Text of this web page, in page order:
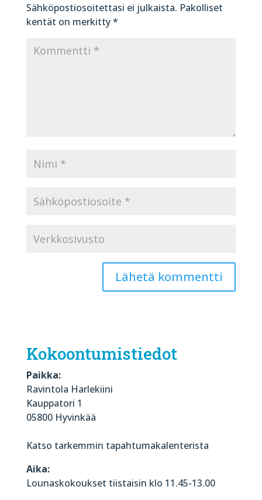
Sähköpostiosoitettasi ei julkaista. Pakolliset
kentät on merkitty*
Kokoontumistiedot
Paikka:
Ravintola Harlekiini
Kauppatori 1
05800 Hyvinkää
Katso tarkemmin tapahtumakalenterista
Aika:
Lounaskokoukset tiistaisin klo 11.45-13.00